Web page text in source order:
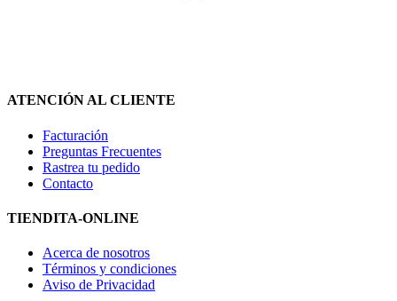
ATENCIÓN AL CLIENTE
Facturación
Preguntas Frecuentes
Rastrea tu pedido
Contacto
TIENDITA-ONLINE
Acerca de nosotros
Términos y condiciones
Aviso de Privacidad